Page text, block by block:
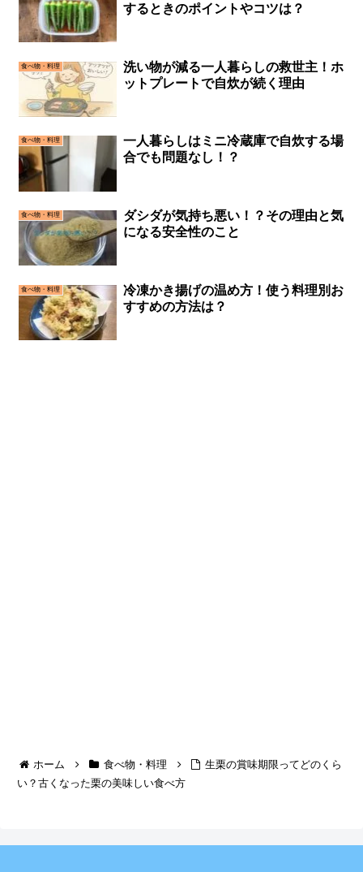
するときのポイントやコツは？
食べ物・料理
洗い物が減る一人暮らしの救世主！ホ
ットプレートで自炊が続く理由
食べ物・料理
一人暮らしはミニ冷蔵庫で自炊する場
合でも問題なし！？
食べ物・料理
ダシダが気持ち悪い！？その理由と気
になる安全性のこと
食べ物・料理
冷凍かき揚げの温め方！使う料理別お
すすめの方法は？
ホーム 食べ物・料理
生栗の賞味期限ってどのくら
い？古くなった栗の美味しい食べ方